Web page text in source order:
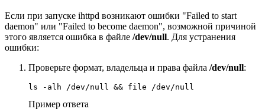
Если при запуске ihttpd возникают ошибки "Failed to start
daemon" или "Failed to become daemon", возможной причиной
этого является ошибка в файле /dev/null. Для устранения
ошибки:
Проверьте формат, владельца и права файла /dev/null:
ls -alh /dev/null && file /dev/null
Пример ответа